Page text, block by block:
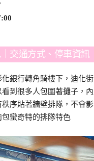
交通方式、停車資訊
化銀行轉角騎樓下，迪化
到很多人包圍著攤子，
序貼著牆壁排隊，不會影
蠻奇特的排隊特色